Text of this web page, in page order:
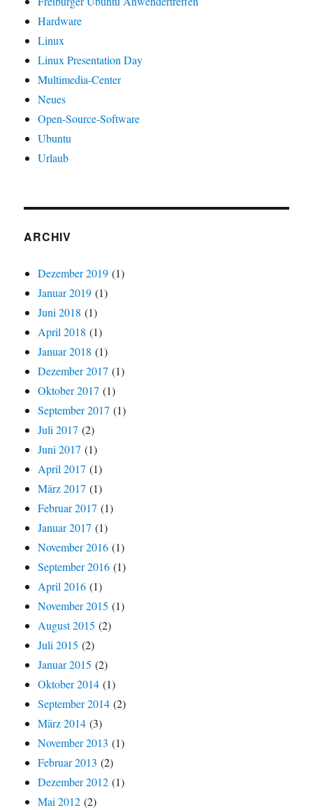
Hardware
Linux
Linux Presentation Day
Multimedia-Center
Neues
Open-Source-Software
Ubuntu
Urlaub
ARCHIV
Dezember 2019 (1)
Januar 2019 (1)
Juni 2018 (1)
April 2018 (1)
Januar 2018 (1)
Dezember 2017 (1)
Oktober 2017 (1)
September 2017 (1)
Juli 2017 (2)
Juni 2017 (1)
April 2017 (1)
März 2017 (1)
Februar 2017 (1)
Januar 2017 (1)
November 2016 (1)
September 2016 (1)
April 2016 (1)
November 2015 (1)
August 2015 (2)
Juli 2015 (2)
Januar 2015 (2)
Oktober 2014 (1)
September 2014 (2)
März 2014 (3)
November 2013 (1)
Februar 2013 (2)
Dezember 2012 (1)
Mai 2012 (2)